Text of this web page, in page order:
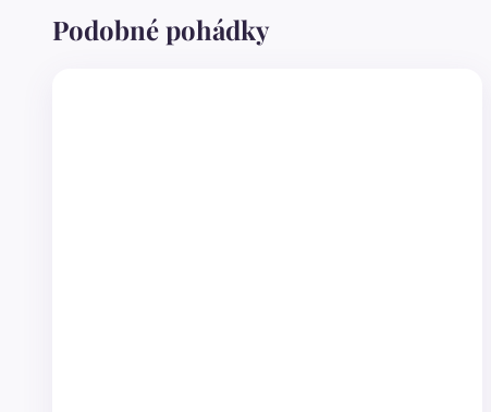
Podobné pohádky